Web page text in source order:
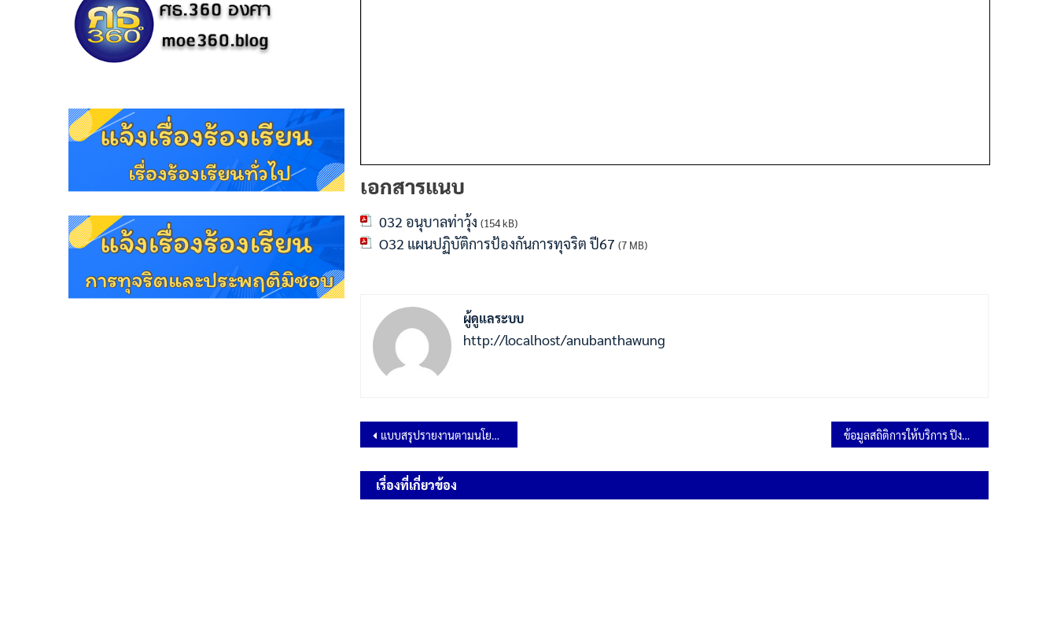
เอกสารแนบ
032 อนุบาลท่าวุ้ง (154 kB)
O32 แผนปฏิบัติการป้องกันการทุจริต ปี67 (7 MB)
ผู้ดูแลระบบ
http://localhost/anubanthawung
แบบสรุปรายงานตามนโยบาย No Gift Policy จากการปฏิบัติหน้าที่ ประจำปีงบประมาณ 2567 ข้อมูลสถิติการให้บริการ ปีงบประมาณ 2567
เรื่องที่เกี่ยวข้อง